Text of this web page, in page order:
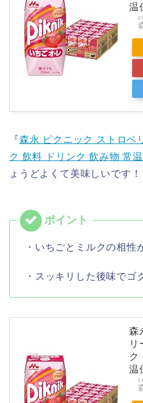
温
『森永 ピクニック ストロベ
ク 飲料 ドリンク 飲み物 常
ょうどよくて美味しいです！
・いちごとミルクの相性
・スッキリした後味でゴ
森
リ
ク
温